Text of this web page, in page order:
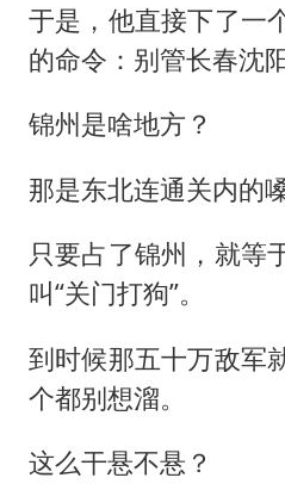
于是，他直接下了一
的命令：别管长春沈
锦州是啥地方？
那是东北连通关内的
只要占了锦州，就等
叫“关门打狗”。
到时候那五十万敌军
个都别想溜。
这么干悬不悬？